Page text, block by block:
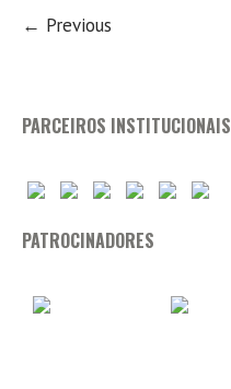
← Previous
PARCEIROS INSTITUCIONAIS
PATROCINADORES